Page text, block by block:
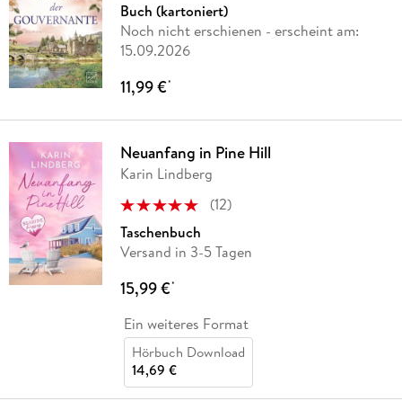
Buch (kartoniert)
Noch nicht erschienen - erscheint am:
15.09.2026
11,99 €*
Neuanfang in Pine Hill
Karin Lindberg
(12)
Taschenbuch
Versand in 3-5 Tagen
15,99 €*
Ein weiteres Format
Hörbuch Download
14,69 €